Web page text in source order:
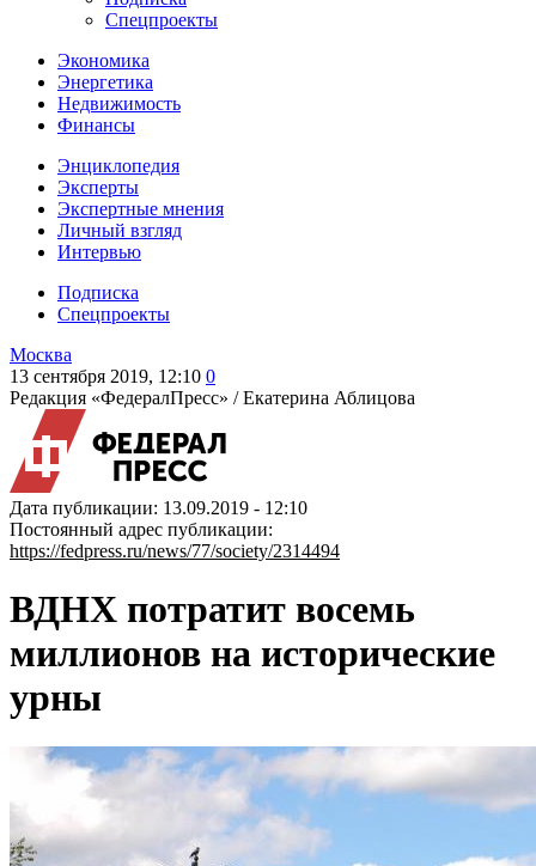
Спецпроекты
Экономика
Энергетика
Недвижимость
Финансы
Энциклопедия
Эксперты
Экспертные мнения
Личный взгляд
Интервью
Подписка
Спецпроекты
Москва
13 сентября 2019, 12:10 0
Редакция «ФедералПресс» /Екатерина Аблицова
Дата публикации: 13.09.2019 - 12:10
Постоянный адрес публикации:
https://fedpress.ru/news/77/society/2314494
ВДНХ потратит восемь
миллионов на исторические
урны